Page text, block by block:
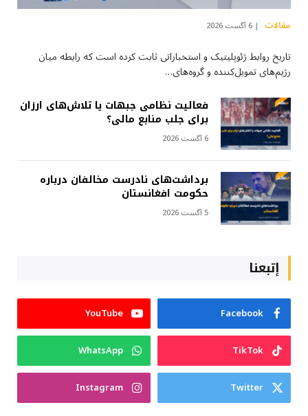
مقالات 6 آگست 2026
تاریخ روابط ژئوپلیتیک و استخباراتی ثابت کرده است که رابطه میان
رژیم‌های تمویل‌کننده و گروه‌های…
فعالیت نظامی جبهات یا تلاش‌های ارزان
برای جلب منابع مالی؟
6 آگست 2026
برداشت‌های نادرست مخالفان درباره
حکومت افغانستان
5 آگست 2026
إتبعنا
Facebook
YouTube
TikTok
WhatsApp
Twitter
Instagram